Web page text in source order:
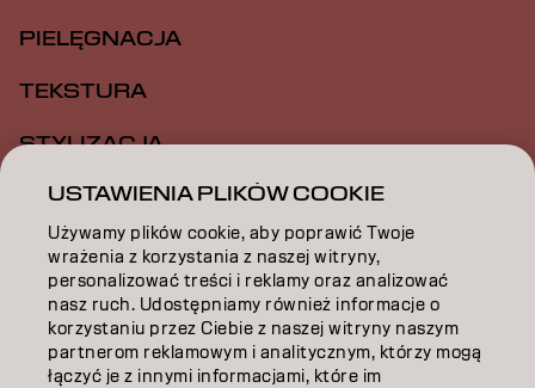
PIELĘGNACJA
TEKSTURA
STYLIZACJA
INSPIRACJA
EDUKACJA
O NAS
ZOSTAŃ PARTNEREM
USTAWIENIA PLIKÓW COOKIE
Używamy plików cookie, aby poprawić Twoje
wrażenia z korzystania z naszej witryny,
personalizować treści i reklamy oraz analizować
nasz ruch. Udostępniamy również informacje o
korzystaniu przez Ciebie z naszej witryny naszym
partnerom reklamowym i analitycznym, którzy mogą
łączyć je z innymi informacjami, które im